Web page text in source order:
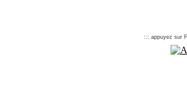
::: appuyez sur